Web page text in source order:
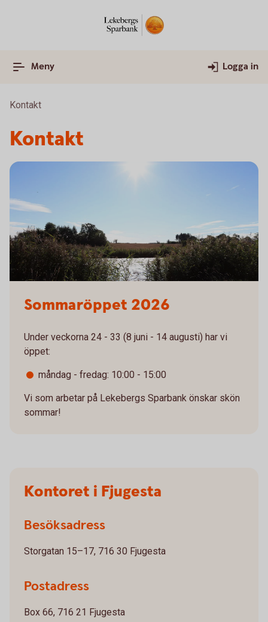
Meny Logga in
Kontakt
Kontakt
Sommaröppet 2026
Under veckorna 24 - 33 (8 juni - 14 augusti) har vi
öppet:
måndag - fredag: 10:00 - 15:00
Vi som arbetar på Lekebergs Sparbank önskar skön
sommar!
Kontoret i Fjugesta
Besöksadress
Storgatan 15–17, 716 30 Fjugesta
Postadress
Box 66, 716 21 Fjugesta